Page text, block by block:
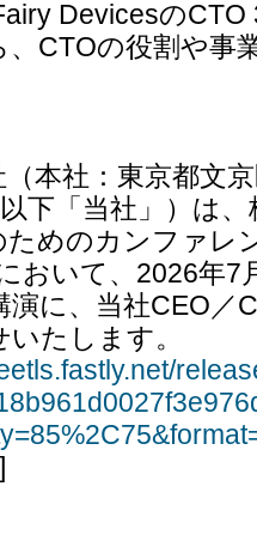
Devicesの
CTOの役割や事
本社：東京都文
下「当社」）は
めのカンファレ
おいて、2026年7
に、当社CEO／
たします。